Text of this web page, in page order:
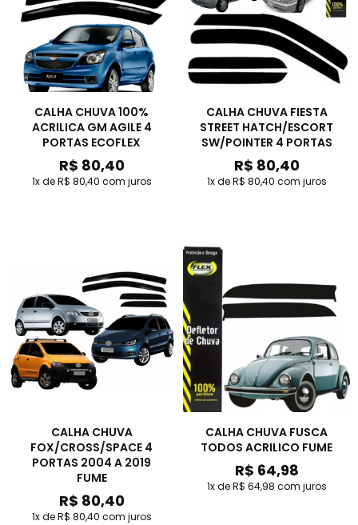
CALHA CHUVA 100%
ACRILICA GM AGILE 4
PORTAS ECOFLEX
R$ 80,40
1x de R$ 80,40 com juros
CALHA CHUVA FIESTA
STREET HATCH/ESCORT
SW/POINTER 4 PORTAS
R$ 80,40
1x de R$ 80,40 com juros
CALHA CHUVA
FOX/CROSS/SPACE 4
PORTAS 2004 A 2019
FUME
R$ 80,40
1x de R$ 80,40 com juros
CALHA CHUVA FUSCA
TODOS ACRILICO FUME
R$ 64,98
1x de R$ 64,98 com juros